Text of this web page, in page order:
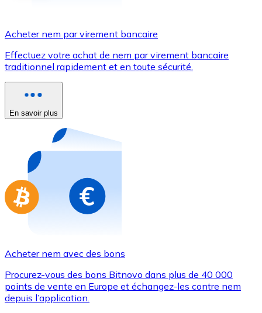
Utilisez les cartes Visa et Mastercard pour acheter
Acheter avec carte
Nouveau
Achetez des cartes-cadeaux de vos marques
Aller à la boutique de cartes-cadeaux
Acheter nem par virement bancaire
Effectuez votre achat de nem par virement bancaire
traditionnel rapidement et en toute sécurité.
En savoir plus
Acheter nem avec des bons
Procurez-vous des bons Bitnovo dans plus de 40 000
points de vente en Europe et échangez-les contre nem
depuis l’application.